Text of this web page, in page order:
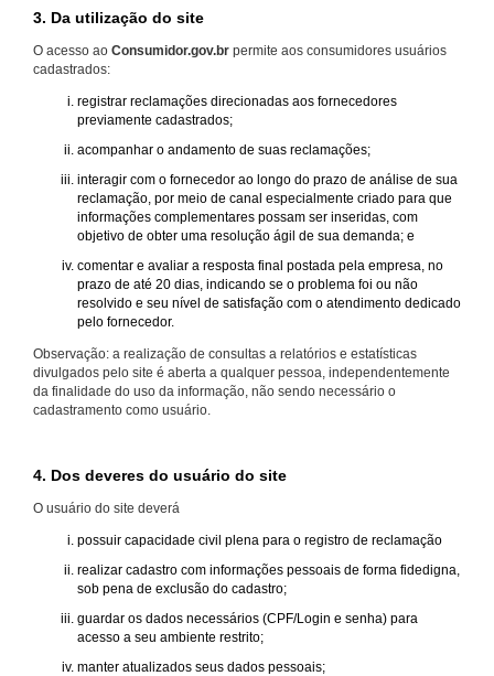
3. Da utilização do site
O acesso ao Consumidor.gov.br permite aos consumidores usuários
cadastrados:
registrar reclamações direcionadas aos fornecedores
previamente cadastrados;
acompanhar o andamento de suas reclamações;
interagir com o fornecedor ao longo do prazo de análise de sua
reclamação, por meio de canal especialmente criado para que
informações complementares possam ser inseridas, com
objetivo de obter uma resolução ágil de sua demanda; e
comentar e avaliar a resposta final postada pela empresa, no
prazo de até 20 dias, indicando se o problema foi ou não
resolvido e seu nível de satisfação com o atendimento dedicado
pelo fornecedor.
Observação: a realização de consultas a relatórios e estatísticas
divulgados pelo site é aberta a qualquer pessoa, independentemente
da finalidade do uso da informação, não sendo necessário o
cadastramento como usuário.
4. Dos deveres do usuário do site
O usuário do site deverá
possuir capacidade civil plena para o registro de reclamação
realizar cadastro com informações pessoais de forma fidedigna,
sob pena de exclusão do cadastro;
guardar os dados necessários (CPF/Login e senha) para
acesso a seu ambiente restrito;
manter atualizados seus dados pessoais;